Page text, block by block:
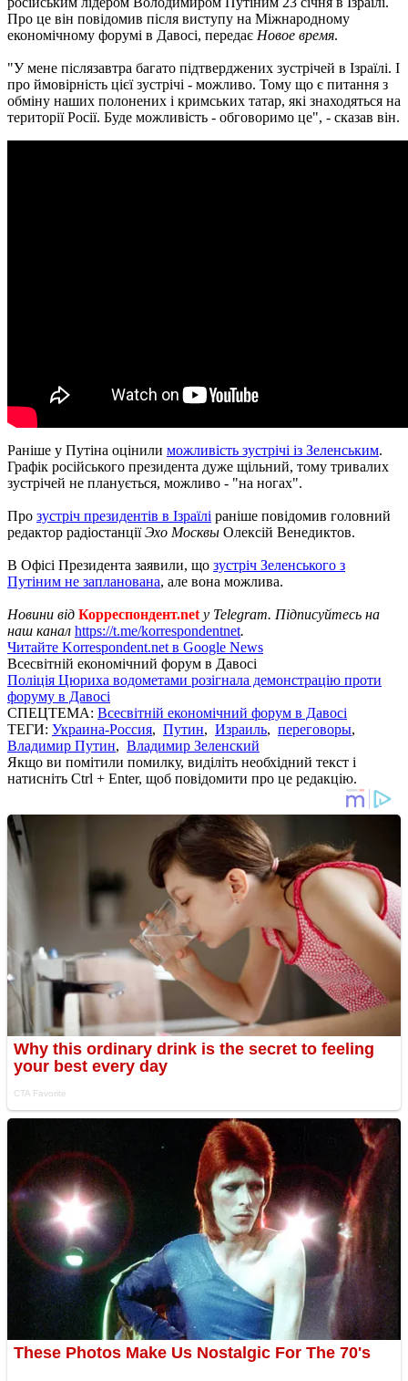
Про це він повідомив після виступу на Міжнародному
економічному форумі в Давосі, передає Новое время.
"У мене післязавтра багато підтверджених зустрічей в Ізраїлі. І
про ймовірність цієї зустрічі - можливо. Тому що є питання з
обміну наших полонених і кримських татар, які знаходяться на
території Росії. Буде можливість - обговоримо це", - сказав він.
Раніше у Путіна оцінили можливість зустрічі із Зеленським.
Графік російського президента дуже щільний, тому тривалих
зустрічей не планується, можливо - "на ногах".
Про зустріч президентів в Ізраїлі раніше повідомив головний
редактор радіостанціїЭхо Москвы Олексій Венедиктов.
В Офісі Президента заявили, що зустріч Зеленського з
Путіним не запланована, але вона можлива.
Новини від Корреспондент.net у Telegram. Підписуйтесь на
наш канал https://t.me/korrespondentnet.
Читайте Korrespondent.net в Google News
Всесвітній економічний форум в Давосі
Поліція Цюриха водометами розігнала демонстрацію проти
форуму в Давосі
СПЕЦТЕМА: Всесвітній економічний форум в Давосі
ТЕГИ: Украина-Россия, Путин, Израиль, переговоры,
Владимир Путин, Владимир Зеленский
Якщо ви помітили помилку, виділіть необхідний текст і
натисніть Ctrl + Enter, щоб повідомити про це редакцію.